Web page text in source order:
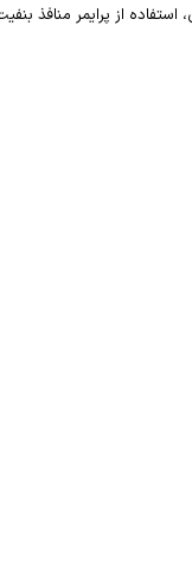
از پرایمر منافذ